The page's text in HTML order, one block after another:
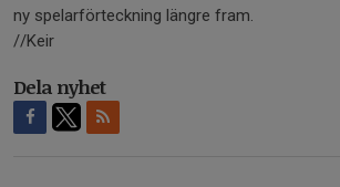
ny spelarförteckning längre fram.
//Keir
Dela nyhet